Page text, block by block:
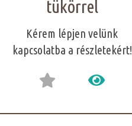
tükörrel
Kérem lépjen velünk
kapcsolatba a részletekért!